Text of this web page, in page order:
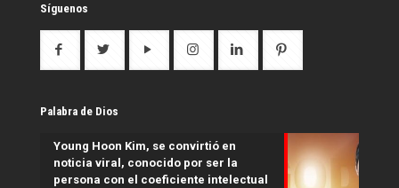
Síguenos
Palabra de Dios
Young Hoon Kim, se convirtió en
noticia viral, conocido por ser la
persona con el coeficiente intelectual